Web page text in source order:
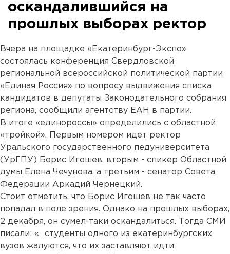
оскандалившийся на
прошлых выборах ректор
Вчера на площадке «Екатеринбург-Экспо»
состоялась конференция Свердловской
региональной всероссийской политической партии
«Единая Россия» по вопросу выдвижения списка
кандидатов в депутаты Законодательного собрания
региона, сообщили агентству ЕАН в партии.
В итоге «единороссы» определились с областной
«тройкой». Первым номером идет ректор
Уральского государственного педуниверситета
(УрГПУ) Борис Игошев, вторым - спикер Областной
думы Елена Чечунова, а третьим - сенатор Совета
Федерации Аркадий Чернецкий.
Стоит отметить, что Борис Игошев не так часто
попадал в поле зрения. Однако на прошлых выборах,
2 декабря, он сумел-таки оскандалиться. Тогда СМИ
писали: «…студенты одного из екатеринбургских
вузов жалуются, что их заставляют идти